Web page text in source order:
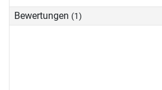
Bewertungen (1)